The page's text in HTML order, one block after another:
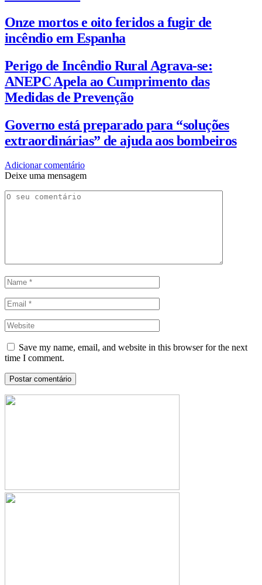
Onze mortos e oito feridos a fugir de
incêndio em Espanha
Perigo de Incêndio Rural Agrava-se:
ANEPC Apela ao Cumprimento das
Medidas de Prevenção
Governo está preparado para “soluções
extraordinárias” de ajuda aos bombeiros
Adicionar comentário
Deixe uma mensagem
Save my name, email, and website in this browser for the next
time I comment.